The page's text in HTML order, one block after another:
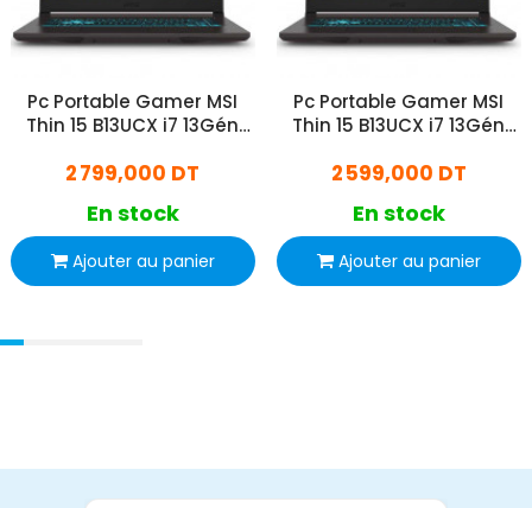
Pc Portable Gamer MSI
Thin 15 B13UCX i7 13Gén
2 799,000 DT
En stock
Ajouter au panier
Pc Portable Gamer MSI
Thin 15 B13UCX i7 13Gén
2 599,000 DT
En stock
Ajouter au panier